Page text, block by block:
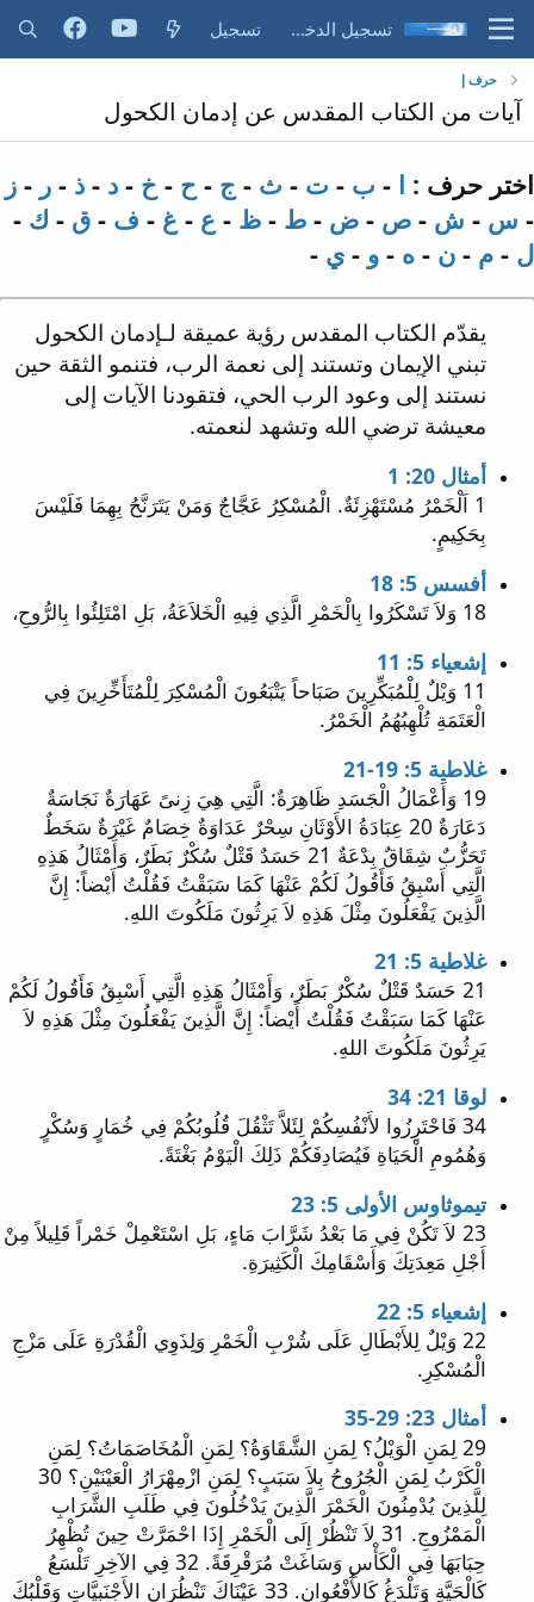
تسجيل الدخول تسجيل
حرف إ
آيات من الكتاب المقدس عن إدمان الكحول
اختر حرف : ا - ب - ت - ث - ج - ح - خ - د - ذ - ر - ز
- س - ش - ص - ض - ط - ظ - ع - غ - ف - ق - ك -
ل - م - ن - ه - و - ي -
يقدّم الكتاب المقدس رؤية عميقة لـإدمان الكحول
تبني الإيمان وتستند إلى نعمة الرب، فتنمو الثقة حين
نستند إلى وعود الرب الحي، فتقودنا الآيات إلى
معيشة ترضي الله وتشهد لنعمته.
أمثال 20: 1
1 اَلْخَمْرُ مُسْتَهْزِئَةٌ. الْمُسْكِرُ عَجَّاجٌ وَمَنْ يَتَرَنَّحُ بِهِمَا فَلَيْسَ
بِحَكِيمٍ.
أفسس 5: 18
18 وَلاَ تَسْكَرُوا بِالْخَمْرِ الَّذِي فِيهِ الْخَلاَعَةُ، بَلِ امْتَلِئُوا بِالرُّوحِ،
إشعياء 5: 11
11 وَيْلٌ لِلْمُبَكِّرِينَ صَبَاحاً يَتْبَعُونَ الْمُسْكِرَ لِلْمُتَأَخِّرِينَ فِي
الْعَتَمَةِ تُلْهِبُهُمُ الْخَمْرُ.
غلاطية 5: 19-21
19 وَأَعْمَالُ الْجَسَدِ ظَاهِرَةٌ: الَّتِي هِيَ زِنىً عَهَارَةٌ نَجَاسَةٌ
دَعَارَةٌ 20 عِبَادَةُ الأَوْثَانِ سِحْرٌ عَدَاوَةٌ خِصَامٌ غَيْرَةٌ سَخَطٌ
تَحَزُّبٌ شِقَاقٌ بِدْعَةٌ 21 حَسَدٌ قَتْلٌ سُكْرٌ بَطَرٌ، وَأَمْثَالُ هَذِهِ
الَّتِي أَسْبِقُ فَأَقُولُ لَكُمْ عَنْهَا كَمَا سَبَقْتُ فَقُلْتُ أَيْضاً: إِنَّ
الَّذِينَ يَفْعَلُونَ مِثْلَ هَذِهِ لاَ يَرِثُونَ مَلَكُوتَ اللهِ.
غلاطية 5: 21
21 حَسَدٌ قَتْلٌ سُكْرٌ بَطَرٌ، وَأَمْثَالُ هَذِهِ الَّتِي أَسْبِقُ فَأَقُولُ لَكُمْ
عَنْهَا كَمَا سَبَقْتُ فَقُلْتُ أَيْضاً: إِنَّ الَّذِينَ يَفْعَلُونَ مِثْلَ هَذِهِ لاَ
يَرِثُونَ مَلَكُوتَ اللهِ.
لوقا 21: 34
34 فَاحْتَرِزُوا لأَنْفُسِكُمْ لِئَلاَّ تَثْقُلَ قُلُوبُكُمْ فِي خُمَارٍ وَسُكْرٍ
وَهُمُومِ الْحَيَاةِ فَيُصَادِفَكُمْ ذَلِكَ الْيَوْمُ بَغْتَةً.
تيموثاوس الأولى 5: 23
23 لاَ تَكُنْ فِي مَا بَعْدُ شَرَّابَ مَاءٍ، بَلِ اسْتَعْمِلْ خَمْراً قَلِيلاً مِنْ
أَجْلِ مَعِدَتِكَ وَأَسْقَامِكَ الْكَثِيرَةِ.
إشعياء 5: 22
22 وَيْلٌ لِلأَبْطَالِ عَلَى شُرْبِ الْخَمْرِ وَلِذَوِي الْقُدْرَةِ عَلَى مَزْجِ
الْمُسْكِرِ.
أمثال 23: 29-35
29 لِمَنِ الْوَيْلُ؟ لِمَنِ الشَّقَاوَةُ؟ لِمَنِ الْمُخَاصَمَاتُ؟ لِمَنِ
الْكَرْبُ لِمَنِ الْجُرُوحُ بِلاَ سَبَبٍ؟ لِمَنِ ازْمِهْرَارُ الْعَيْنَيْنِ؟ 30
لِلَّذِينَ يُدْمِنُونَ الْخَمْرَ الَّذِينَ يَدْخُلُونَ فِي طَلَبِ الشَّرَابِ
الْمَمْزُوجِ. 31 لاَ تَنْظُرْ إِلَى الْخَمْرِ إِذَا احْمَرَّتْ حِينَ تُظْهِرُ
حِبَابَهَا فِي الْكَأْسِ وَسَاغَتْ مُرَقْرِقَةً. 32 فِي الآخِرِ تَلْسَعُ
كَالْحَيَّةِ وَتَلْدَغُ كَالأُفْعُوانِ. 33 عَيْنَاكَ تَنْظُرَانِ الأَجْنَبِيَّاتِ وَقَلْبُكَ